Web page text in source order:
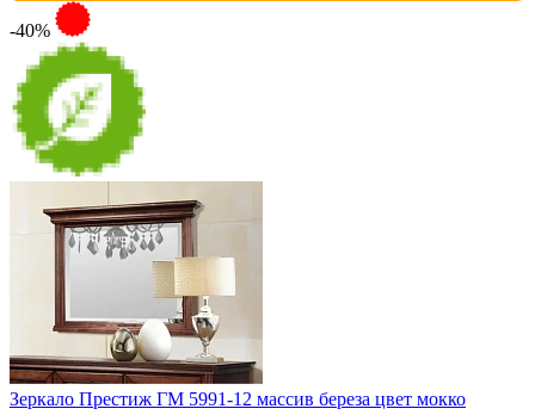
-40%
Зеркало Престиж ГМ 5991-12 массив береза цвет мокко